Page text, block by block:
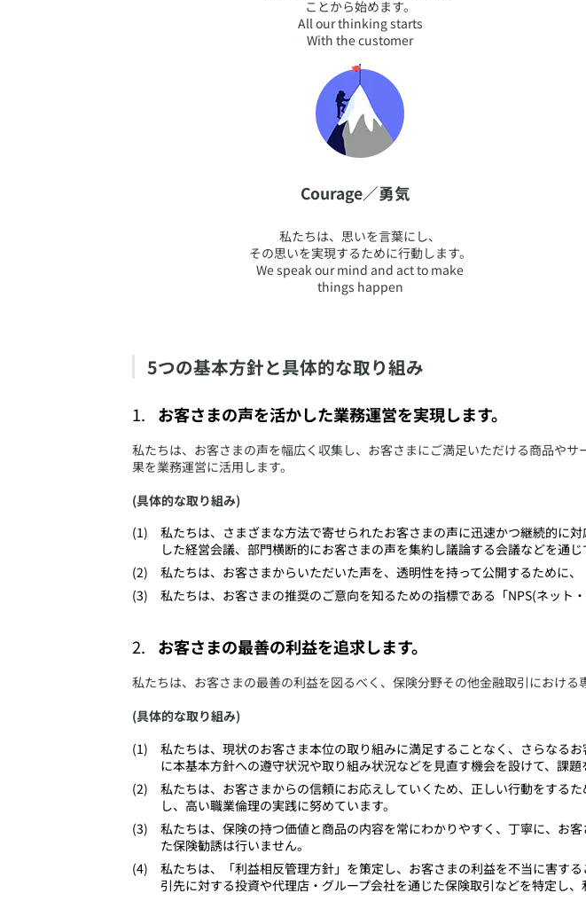
ことから始めます。
All our thinking starts
With the customer
​Courage／勇気
​私たちは、思いを言葉にし、
その思いを実現するために行動します。
We speak our mind and act to make
things happen
5つの基本方針と具体的な取り組み
お客さまの声を活かした業務運営を実現します。
私たちは、お客さまの声を幅広く収集し、お客さまにご満足いただける商品や
果を業務運営に活用します。
(具体的な取り組み)
私たちは、さまざまな方法で寄せられたお客さまの声に迅速かつ継続的に
した経営会議、部門横断的にお客さまの声を集約し議論する会議などを通
私たちは、お客さまからいただいた声を、透明性を持って公開するために
私たちは、お客さまの推奨のご意向を知るための指標である「NPS(ネット
お客さまの最善の利益を追求します。
私たちは、お客さまの最善の利益を図るべく、保険分野その他金融取引におけ
(具体的な取り組み)
私たちは、現状のお客さま本位の取り組みに満足することなく、さらなる
に本基本方針への遵守状況や取り組み状況などを見直す機会を設けて、課題
私たちは、お客さまからの信頼にお応えしていくため、正しい行動をする
し、高い職業倫理の実践に努めています。
私たちは、保険の持つ価値と商品の内容を常にわかりやすく、丁寧に、お
た保険勧誘は行いません。
私たちは、「利益相反管理方針」を策定し、お客さまの利益を不当に害す
引先に対する投資や代理店・グループ会社を通じた保険取引などを特定し、